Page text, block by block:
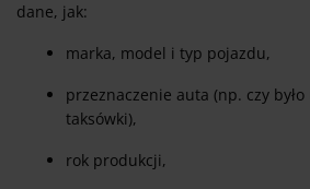
dane, jak:
marka, model i typ pojazdu,
przeznaczenie auta (np. czy
taksówki),
rok produkcji,